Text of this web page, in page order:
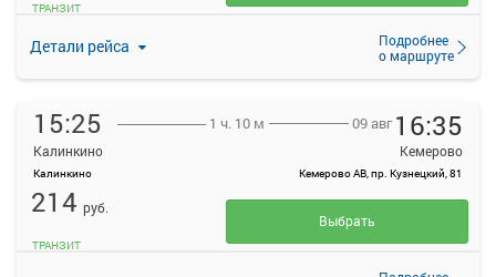
Детали рейса
Подробнее
о маршруте
ТРАНЗИТ
15:25
Калинкино
Калинкино
1 ч. 10 м 09 авг 16:35
Кемерово
Кемерово АВ, пр. Кузнецкий, 81
214 руб.
ТРАНЗИТ
Выбрать